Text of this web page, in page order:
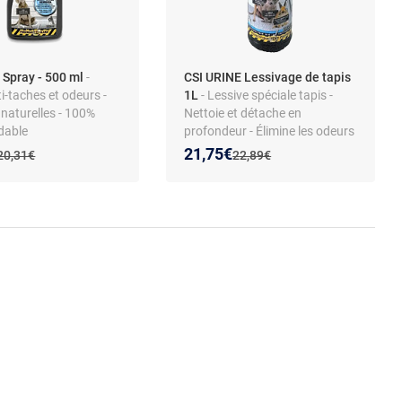
- 500 ml -
taches et odeurs -
- 100%
prix :
prix :
de :
CSI URINE Lessivage de tapis
1L - Lessive spéciale tapis -
Nettoie et détache en
profondeur - Élimine les odeurs
d'urine animale
Ancien prix :
22,89€
Nouveau prix :
21,75€
Réduction de :